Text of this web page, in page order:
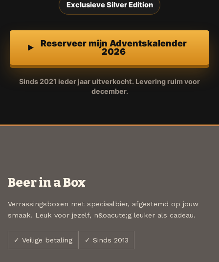
Exclusieve Silver Edition
Reserveer mijn Adventskalender
2026
Sinds 2021 ieder jaar uitverkocht. Levering ruim voor
december.
Beer in a Box
Verrassingsboxen met speciaalbier, afgestemd op jouw
smaak. Leuk voor jezelf, n&oacute;g leuker als cadeau.
✓ Veilige betaling ✓ Sinds 2013